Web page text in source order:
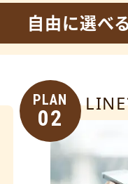
自由に選べる
PLAN
02